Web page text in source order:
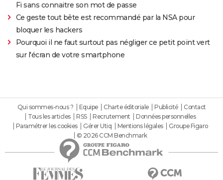
Fi sans connaitre son mot de passe
Ce geste tout bête est recommandé par la NSA pour
bloquer les hackers
Pourquoi il ne faut surtout pas négliger ce petit point vert
sur l'écran de votre smartphone
Qui sommes-nous ? Equipe Charte éditoriale Publicité
Contact
Tous les articles
RSS Recrutement
Données personnelles
Paramétrer les cookies
Gérer Utiq Mentions légales
Groupe Figaro
© 2026 CCM Benchmark